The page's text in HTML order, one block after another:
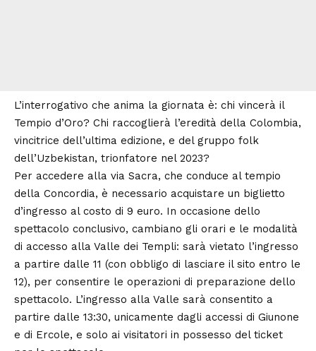
L’interrogativo che anima la giornata è: chi vincerà il
Tempio d’Oro? Chi raccoglierà l’eredità della Colombia,
vincitrice dell’ultima edizione, e del gruppo folk
dell’Uzbekistan, trionfatore nel 2023?
Per accedere alla via Sacra, che conduce al tempio
della Concordia, è necessario acquistare un biglietto
d’ingresso al costo di 9 euro. In occasione dello
spettacolo conclusivo, cambiano gli orari e le modalità
di accesso alla Valle dei Templi: sarà vietato l’ingresso
a partire dalle 11 (con obbligo di lasciare il sito entro le
12), per consentire le operazioni di preparazione dello
spettacolo. L’ingresso alla Valle sarà consentito a
partire dalle 13:30, unicamente dagli accessi di Giunone
e di Ercole, e solo ai visitatori in possesso del ticket